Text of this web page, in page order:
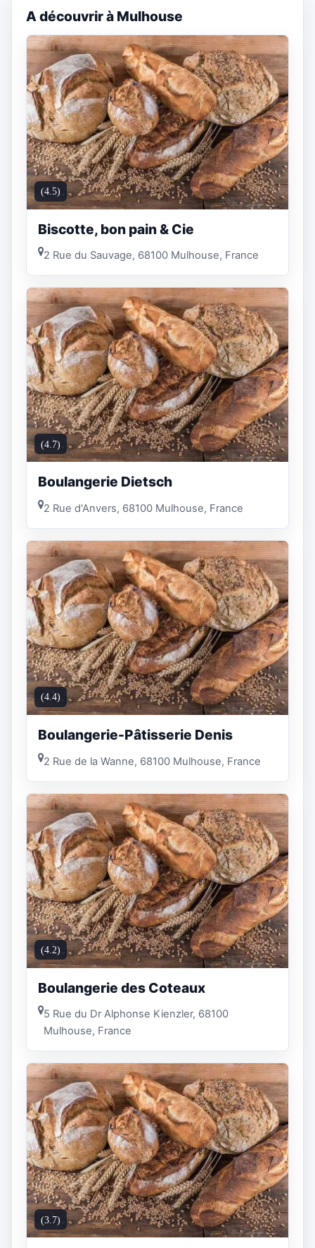
A découvrir à Mulhouse
(4.5)
Biscotte, bon pain & Cie
2 Rue du Sauvage, 68100 Mulhouse, France
(4.7)
Boulangerie Dietsch
2 Rue d'Anvers, 68100 Mulhouse, France
(4.4)
Boulangerie-Pâtisserie Denis
2 Rue de la Wanne, 68100 Mulhouse, France
(4.2)
Boulangerie des Coteaux
5 Rue du Dr Alphonse Kienzler, 68100
Mulhouse, France
(3.7)